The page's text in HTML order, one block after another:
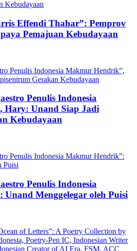
Effendi Thahar”: Pemprov
Pemajuan Kebudayaan
Penulis Indonesia
Hary: Unand Siap Jadi
Kebudayaan
Penulis Indonesia
Menggelegar oleh Puisi